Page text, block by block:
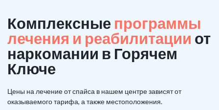
Комплексные программы
лечения и реабилитации от
наркомании в Горячем
Ключе
Цены на лечение от спайса в нашем центре зависят от
оказываемого тарифа, а также местоположения.